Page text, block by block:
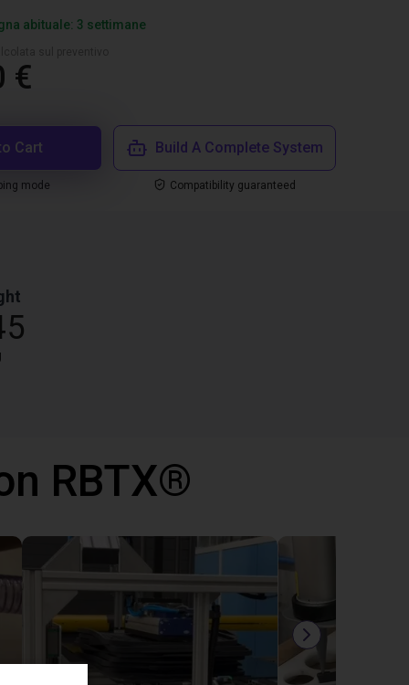
abituale: 3 settimane
€
Cart
mode
Build A Complete System
Compatibility guaranteed
RBTX®